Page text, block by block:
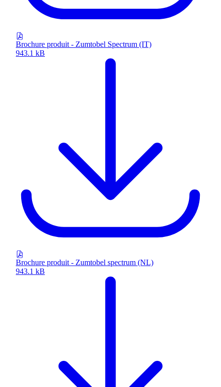
Brochure produit - Zumtobel Spectrum (IT)
943.1 kB
Brochure produit - Zumtobel spectrum (NL)
943.1 kB